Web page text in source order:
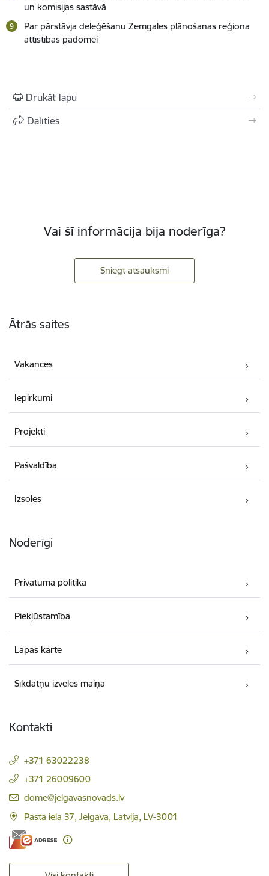
un komisijas sastāvā
Par pārstāvja deleģēšanu Zemgales plānošanas reģiona
attīstības padomei
Drukāt lapu
Dalīties
Vai šī informācija bija noderīga?
Sniegt atsauksmi
Ātrās saites
Vakances
Iepirkumi
Projekti
Pašvaldība
Izsoles
Noderīgi
Privātuma politika
Piekļūstamība
Lapas karte
Sīkdatņu izvēles maiņa
Kontakti
+371 63022238
+371 26009600
E-pasts:
dome@jelgavasnovads.lv
Pasta iela 37, Jelgava, Latvija, LV-3001